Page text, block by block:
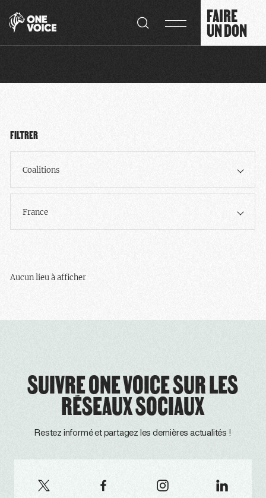
FAIRE
UN DON
FILTRER
Coalitions
France
Aucun lieu à afficher
SUIVRE ONE VOICE SUR LES
RÉSEAUX SOCIAUX
Restez informé et partagez les dernières actualités !